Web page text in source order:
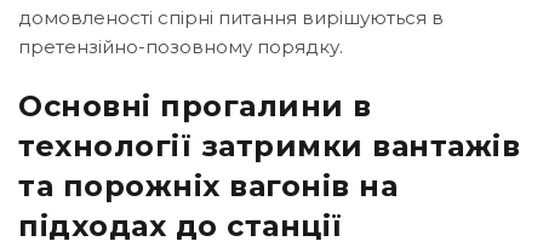
домовленості спірні питання вирішуються в
претензійно-позовному порядку.
Основні прогалини в
технології затримки вантажів
та порожніх вагонів на
підходах до станції